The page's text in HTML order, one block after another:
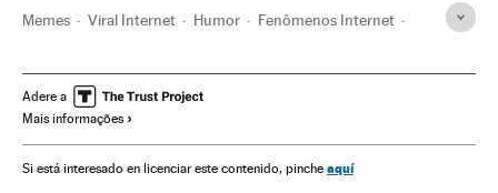
Memes Viral Internet Humor Fenômenos Internet
Internet Telecomunicações
Adere a
Mais informações
Si está interesado en licenciar este contenido, pinche aquí